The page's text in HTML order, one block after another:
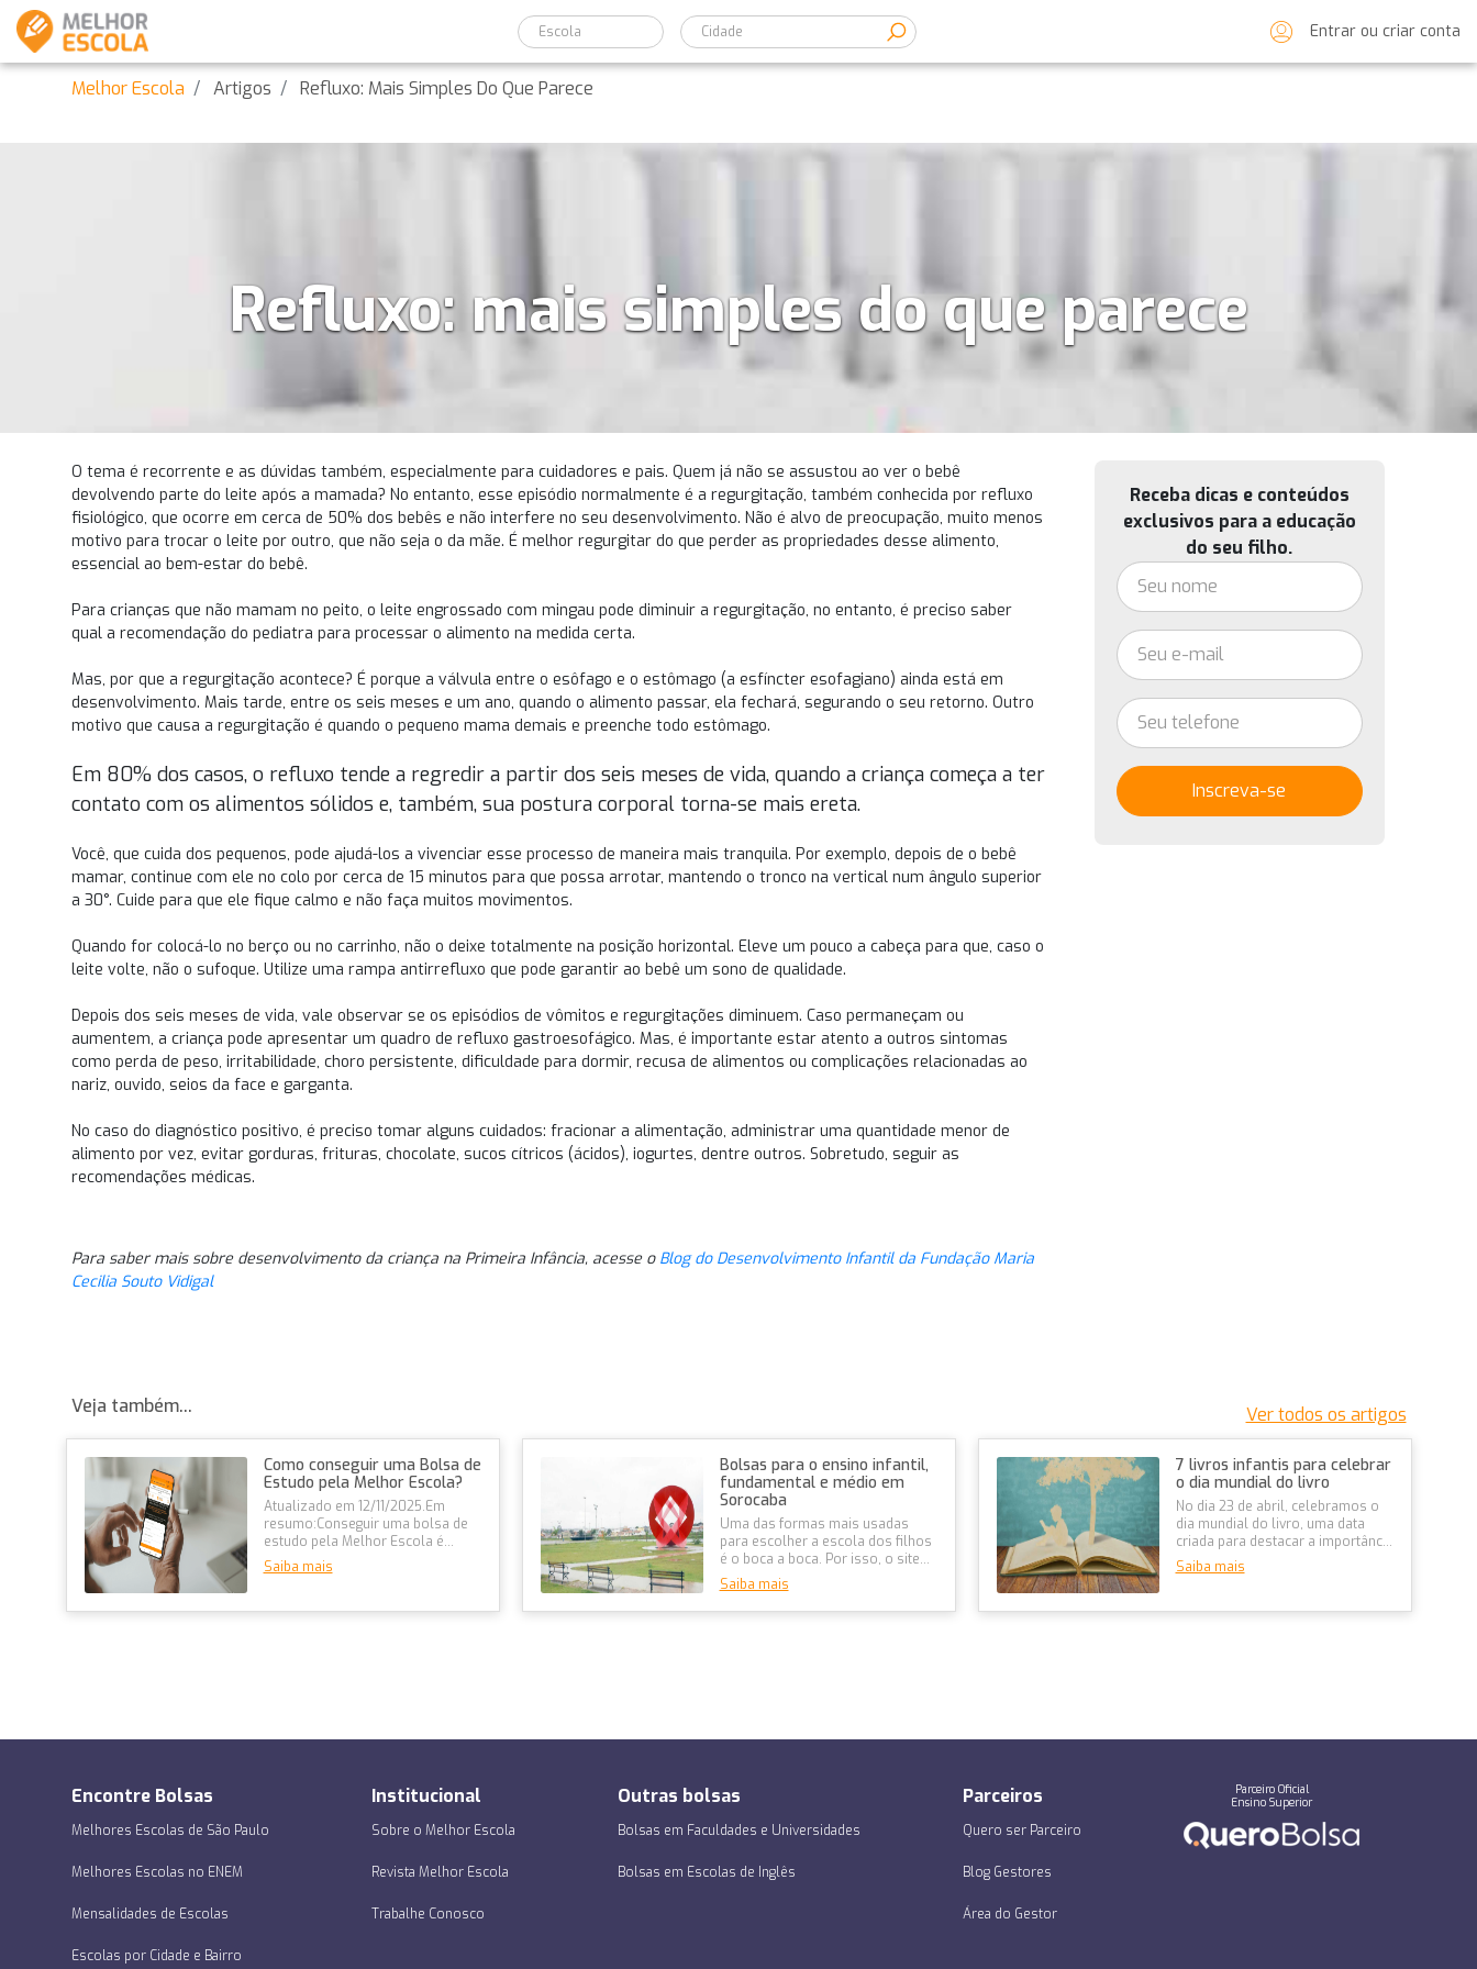
Escola Entrar ou criar conta
Melhor Escola Artigos Refluxo: Mais Simples Do Que Parece
Refluxo: mais simples do que parece
Receba dicas e conteúdos
exclusivos para a educação
do seu filho.
Inscreva-se
O tema é recorrente e as dúvidas também, especialmente para cuidadores e pais. Quem já não se assustou ao ver o bebê
devolvendo parte do leite após a mamada? No entanto, esse episódio normalmente é a regurgitação, também conhecida por refluxo
fisiológico, que ocorre em cerca de 50% dos bebês e não interfere no seu desenvolvimento. Não é alvo de preocupação, muito menos
motivo para trocar o leite por outro, que não seja o da mãe. É melhor regurgitar do que perder as propriedades desse alimento,
essencial ao bem-estar do bebê.
Para crianças que não mamam no peito, o leite engrossado com mingau pode diminuir a regurgitação, no entanto, é preciso saber
qual a recomendação do pediatra para processar o alimento na medida certa.
Mas, por que a regurgitação acontece? É porque a válvula entre o esôfago e o estômago (a esfíncter esofagiano) ainda está em
desenvolvimento. Mais tarde, entre os seis meses e um ano, quando o alimento passar, ela fechará, segurando o seu retorno. Outro
motivo que causa a regurgitação é quando o pequeno mama demais e preenche todo estômago.
Em 80% dos casos, o refluxo tende a regredir a partir dos seis meses de vida, quando a criança começa a ter
contato com os alimentos sólidos e, também, sua postura corporal torna-se mais ereta.
Você, que cuida dos pequenos, pode ajudá-los a vivenciar esse processo de maneira mais tranquila. Por exemplo, depois de o bebê
mamar, continue com ele no colo por cerca de 15 minutos para que possa arrotar, mantendo o tronco na vertical num ângulo superior
a 30°. Cuide para que ele fique calmo e não faça muitos movimentos.
Quando for colocá-lo no berço ou no carrinho, não o deixe totalmente na posição horizontal. Eleve um pouco a cabeça para que, caso o
leite volte, não o sufoque. Utilize uma rampa antirrefluxo que pode garantir ao bebê um sono de qualidade.
Depois dos seis meses de vida, vale observar se os episódios de vômitos e regurgitações diminuem. Caso permaneçam ou
aumentem, a criança pode apresentar um quadro de refluxo gastroesofágico. Mas, é importante estar atento a outros sintomas
como perda de peso, irritabilidade, choro persistente, dificuldade para dormir, recusa de alimentos ou complicações relacionadas ao
nariz, ouvido, seios da face e garganta.
No caso do diagnóstico positivo, é preciso tomar alguns cuidados: fracionar a alimentação, administrar uma quantidade menor de
alimento por vez, evitar gorduras, frituras, chocolate, sucos cítricos (ácidos), iogurtes, dentre outros. Sobretudo, seguir as
recomendações médicas.
Para saber mais sobre desenvolvimento da criança na Primeira Infância, acesse o Blog do Desenvolvimento Infantil da Fundação Maria
Cecilia Souto Vidigal
Veja também...
Como conseguir uma Bolsa de
Estudo pela Melhor Escola?
Atualizado em 12/11/2025.Em
resumo:Conseguir uma bolsa de
estudo pela Melhor Escola é
simples e 100% online, com
descontos de...
Saiba mais
Bolsas para o ensino infantil,
fundamental e médio em
Sorocaba
Uma das formas mais usadas
para escolher a escola dos filhos
é o boca a boca. Por isso, o site
Melhor Escola criou o ranking...
Saiba mais
7 livros infantis para celebrar
o dia mundial do livro
No dia 23 de abril, celebramos o
dia mundial do livro, uma data
criada para destacar a importância
da leitura na construção d...
Saiba mais
Ver todos os artigos
Encontre Bolsas
Melhores Escolas de São Paulo
Melhores Escolas no ENEM
Mensalidades de Escolas
Escolas por Cidade e Bairro
Institucional
Sobre o Melhor Escola
Revista Melhor Escola
Trabalhe Conosco
Outras bolsas
Bolsas em Faculdades e Universidades
Bolsas em Escolas de Inglês
Parceiros
Quero ser Parceiro
Blog Gestores
Área do Gestor
Parceiro Oficial
Ensino Superior